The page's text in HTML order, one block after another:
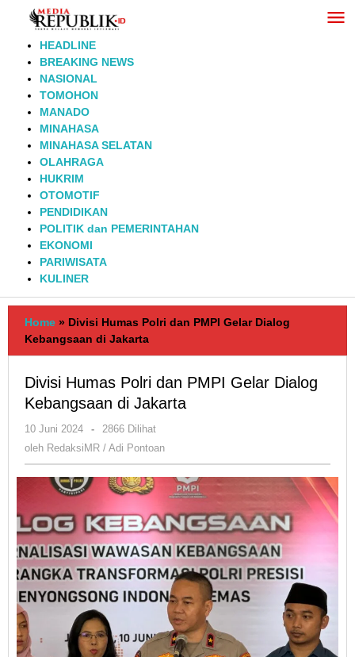
Lewati
HEADLINE
BREAKING NEWS
NASIONAL
TOMOHON
MANADO
MINAHASA
MINAHASA SELATAN
OLAHRAGA
HUKRIM
OTOMOTIF
PENDIDIKAN
POLITIK dan PEMERINTAHAN
EKONOMI
PARIWISATA
KULINER
Home » Divisi Humas Polri dan PMPI Gelar Dialog
Kebangsaan di Jakarta
Divisi Humas Polri dan PMPI Gelar Dialog
Kebangsaan di Jakarta
10 Juni 2024
oleh
RedaksiMR
Pontoan
-
2866 Dilihat
oleh RedaksiMR / Adi Pontoan